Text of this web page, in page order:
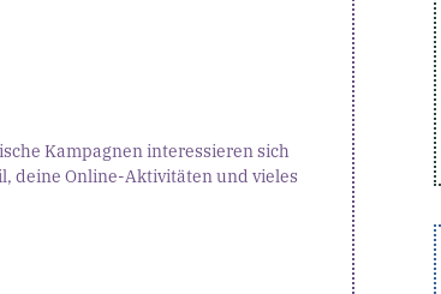
Kampagnen interessieren sich
deine Online-Aktivitäten und vieles